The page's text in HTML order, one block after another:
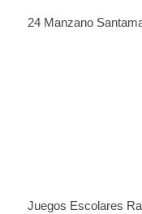
24 Manzano
Juegos Escolares